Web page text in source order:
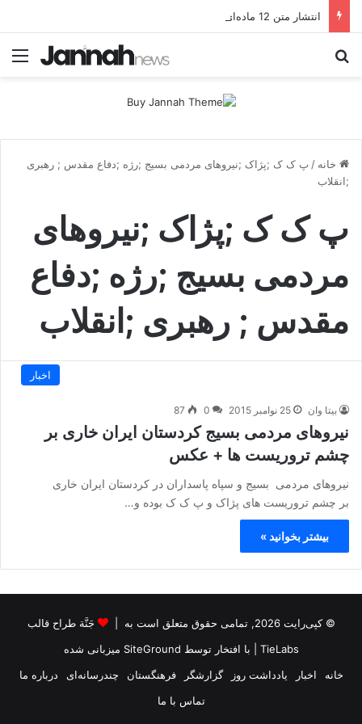
انتشار متن 12 ماده‌ای توافق نهایی بین ترکیه و پ.ک.ک
خانه / پ ک ک ;پژاک ;نیروهای مردمی بسیج ;رژه ;دفاع مقدس ; رهبری
;انقلاب
پ ک ک ;پژاک ;نیروهای
مردمی بسیج ;رژه ;دفاع
مقدس ; رهبری ;انقلاب
اخبار
بیتا وان 25 نوامبر 2015 0
87
نیروهای مردمی بسیج کردستان ایران خاری بر
چشم تروریست ها + عکس
نیروهای مردمی بسیج و سپاه پاسداران در کردستان ایران خاری
بر چشم تروریست های پژاک و پ ک ک بوده و…
بیشتر بخوانید »
© کپی‌رایت 2026, تمامی حقوق متعلق است به |
جَنَّة طراح قالب
TieLabs | با افتخار توسط SiteGround میزبانی شده
خانه
اخبار یادداشت روز گزارشگر فرهنگستان چندرسانه‌ای
درباره ما
تماس با ما